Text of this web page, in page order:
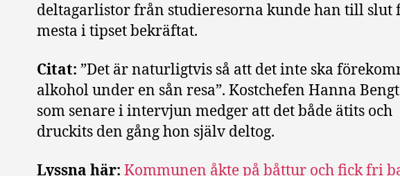
deltagarlistor från studieresorna kunde han till slut
mesta i tipset bekräftat.
Citat: ”Det är naturligtvis så att det inte ska
alkohol under en sån resa”. Kostchefen Hanna
som senare i intervjun medger att det både ätits och
druckits den gång hon själv deltog.
Lyssna här: Kommunen åkte på båttur och fick fri